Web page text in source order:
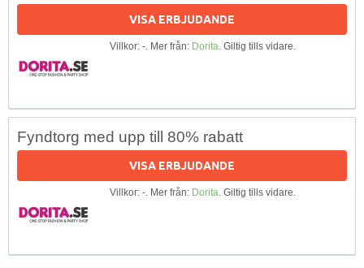
VISA ERBJUDANDE
Villkor: -. Mer från: Dorita. Giltig tills vidare.
Fyndtorg med upp till 80% rabatt
VISA ERBJUDANDE
Villkor: -. Mer från: Dorita. Giltig tills vidare.